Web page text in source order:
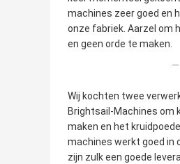
machines zeer goed en
onze fabriek. Aarzel om
en geen orde te maken.
Wij kochten twee
Brightsail-Machines om
maken en het
machines werkt goed in
zijn zulk een goede